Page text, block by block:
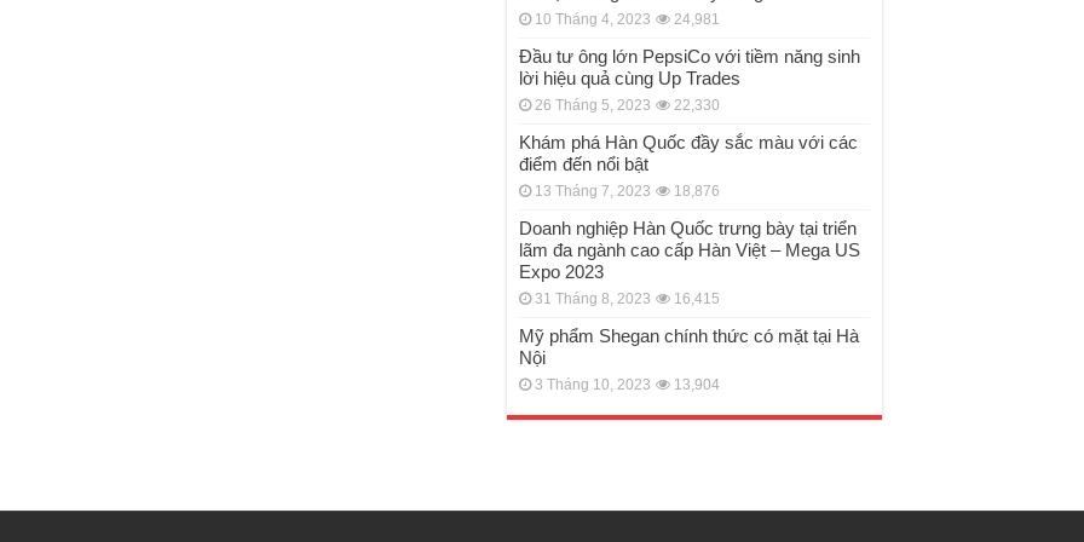
10 Tháng 4, 2023 24,981
Đầu tư ông lớn PepsiCo với tiềm năng sinh
lời hiệu quả cùng Up Trades
26 Tháng 5, 2023 22,330
Khám phá Hàn Quốc đầy sắc màu với các
điểm đến nổi bật
13 Tháng 7, 2023 18,876
Doanh nghiệp Hàn Quốc trưng bày tại triển
lãm đa ngành cao cấp Hàn Việt – Mega US
Expo 2023
31 Tháng 8, 2023 16,415
Mỹ phẩm Shegan chính thức có mặt tại Hà
Nội
3 Tháng 10, 2023 13,904